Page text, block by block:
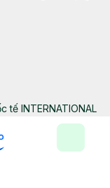
tế INTERNATIONAL